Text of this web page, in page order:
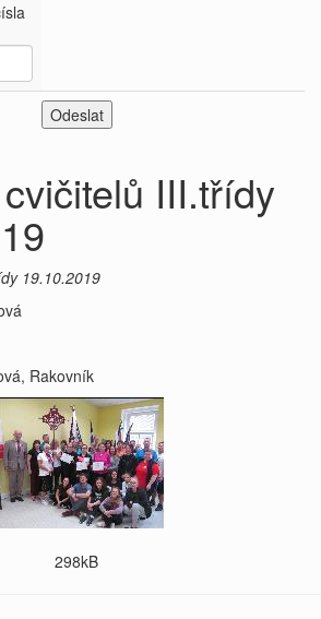
III.třídy
19.10.2019
Rakovník
298kB